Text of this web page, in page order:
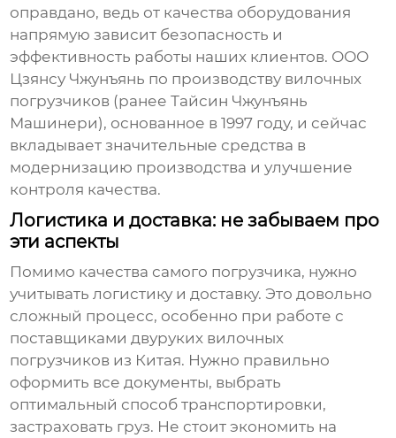
оправдано, ведь от качества оборудования
напрямую зависит безопасность и
эффективность работы наших клиентов. ООО
Цзянсу Чжунъянь по производству вилочных
погрузчиков (ранее Тайсин Чжунъянь
Машинери), основанное в 1997 году, и сейчас
вкладывает значительные средства в
модернизацию производства и улучшение
контроля качества.
Логистика и доставка: не забываем про
эти аспекты
Помимо качества самого погрузчика, нужно
учитывать логистику и доставку. Это довольно
сложный процесс, особенно при работе с
поставщиками двуруких вилочных
погрузчиков из Китая. Нужно правильно
оформить все документы, выбрать
оптимальный способ транспортировки,
застраховать груз. Не стоит экономить на